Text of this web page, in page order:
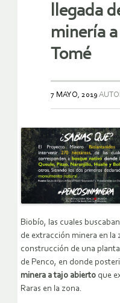
llegada
minería
Tomé
7 MAYO, 2019
Biobío, las cuales
de extracción minera en la
construcción de una
de Penco, en donde
minera a tajo abierto que
Raras en la zona.